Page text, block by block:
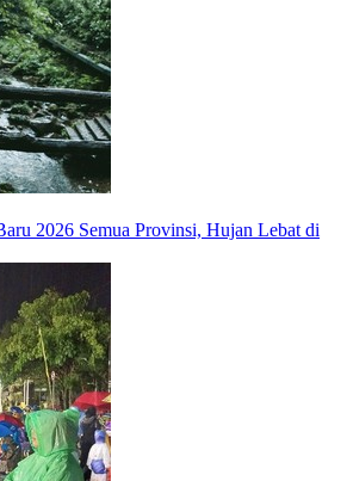
2026 Semua Provinsi, Hujan Lebat di